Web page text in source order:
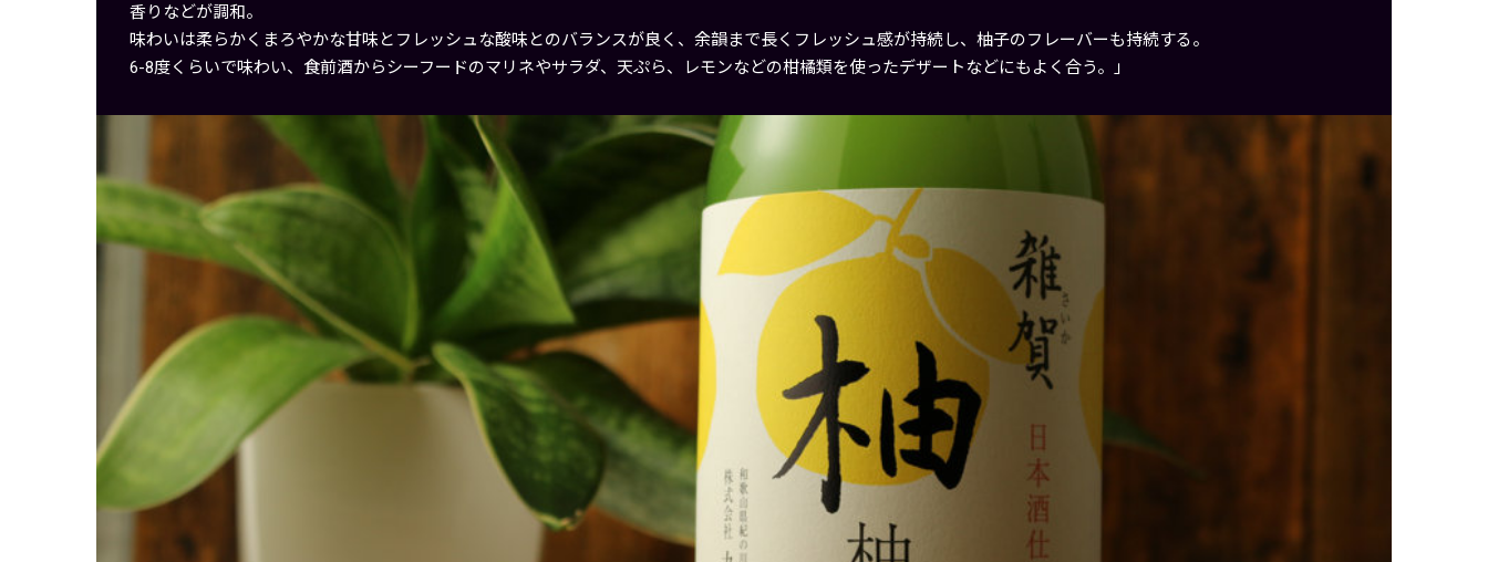
香りなどが調和。
味わいは柔らかくまろやかな甘味とフレッシュな酸味とのバランスが良く、余韻まで長くフレッシュ感が持続し、柚子のフレーバーも持続する。
6-8度くらいで味わい、食前酒からシーフードのマリネやサラダ、天ぷら、レモンなどの柑橘類を使ったデザートなどにもよく合う。」